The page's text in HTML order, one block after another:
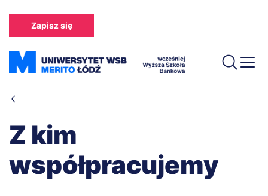
treści
Zapisz się
Ścieżka
nawigacyjna
Z kim
współpracujemy